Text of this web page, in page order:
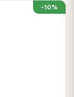
-10%